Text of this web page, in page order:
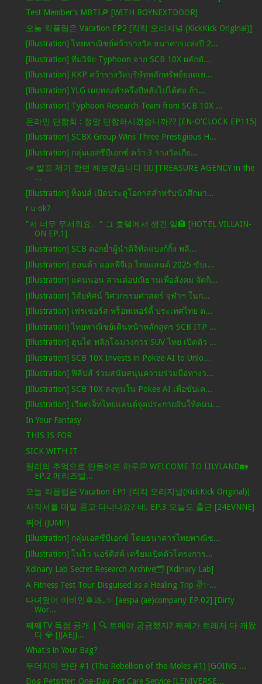
Test Member’s MBTI🔎 [WITH BOYNEXTDOOR]
오늘 킥플립은 Vacation EP2 [킥킥 오리지널 (KickKick Original)]
[Illustration] ไทยพาณิชย์คว้ารางวัล ธนาคารแห่งปี 2...
[Illustration] ทีมวิจัย Typhoon จาก SCB 10X ผลักดั...
[Illustration] KKP คว้ารางวัลบริษัทหลักทรัพย์ยอดเย...
[Illustration] YLG เผยทองคำครึ่งปีหลังไปได้ต่อ ถ้า...
[Illustration] Typhoon Research Team from SCB 10X ...
온라인 단합회 : 정말 단합하시겠습니까?? [EN-O'CLOCK EP115]
[Illustration] SCBX Group Wins Three Prestigious H...
[Illustration] กลุ่มเอสซีบีเอกซ์ คว้า 3 รางวัลเกีย...
📣 발표 제가 한번 해보겠습니다 🙋‍♂️ [TREASURE AGENCY in the
...
[Illustration] ท็อปส์ เปิดประตูโอกาสสำหรับนักศึกษา...
r u ok?
"저 너무 무서워요…" 그 호텔에서 생긴 일🏨 [HOTEL VILLAIN-
ON EP.1]
[Illustration] SCB ตอกย้ำผู้นำดิจิทัลแบงก์กิ้ง พลิ...
[Illustration] ฮอนด้า แอลพีจีเอ ไทยแลนด์ 2025 ขับเ...
[Illustration] แคนนอน สานต่อปณิธานเพื่อสังคม จัดกิ...
[Illustration] วิสัยทัศน์ วิศวกรรมศาสตร์ จุฬาฯ ในก...
[Illustration] เฟรเซอร์ส พร็อพเพอร์ตี้ ประเทศไทย ต...
[Illustration] ไทยพาณิชย์เดินหน้าหลักสูตร SCB ITP ...
[Illustration] ฮุนได พลิกโฉมวงการ SUV ไทย เปิดตัว ...
[Illustration] SCB 10X Invests in Pokee AI to Unlo...
[Illustration] ฟิลิปส์ ร่วมสนับสนุนความร่วมมือทางว...
[Illustration] SCB 10X ลงทุนใน Pokee AI เพื่อขับเค...
[Illustration] เวียตเจ็ทไทยแลนด์จุดประกายฝันให้คนน...
In Your Fantasy
THIS IS FOR
SICK WITH IT
릴리의 추억으로 만들어본 하루💭 WELCOME TO LILYLAND🏡
EP.2 메리즈빌...
오늘 킥플립은 Vacation EP1 [킥킥 오리지널(KickKick Original)]
사직서를 매일 품고 다니나요? 네. EP.3 오늘도 출근 [24EVNNE]
뛰어 (JUMP)
[Illustration] กลุ่มเอสซีบีเอกซ์ โดยธนาคารไทยพาณิช...
[Illustration] โนโว นอร์ดิสค์ เตรียมเปิดตัวโครงการ...
Xdinary Lab Secret Research Archive🗂️ [Xdinary Lab]
A Fitness Test Tour Disguised as a Healing Trip ✌✨...
다녀왔어 이비인후과..✨ [aespa (ae)company EP.02] [Dirty
Wor...
째째TV 독점 공개 | 🔍 트메야 궁금했지? 째째가 트레저 다 캐왔
다 💎 [JJAEJJ...
What's in Your Bag?
두더지의 반란 #1 (The Rebellion of the Moles #1) [GOING ...
Dog Petsitter: One-Day Pet Care Service [LENIVERSE...